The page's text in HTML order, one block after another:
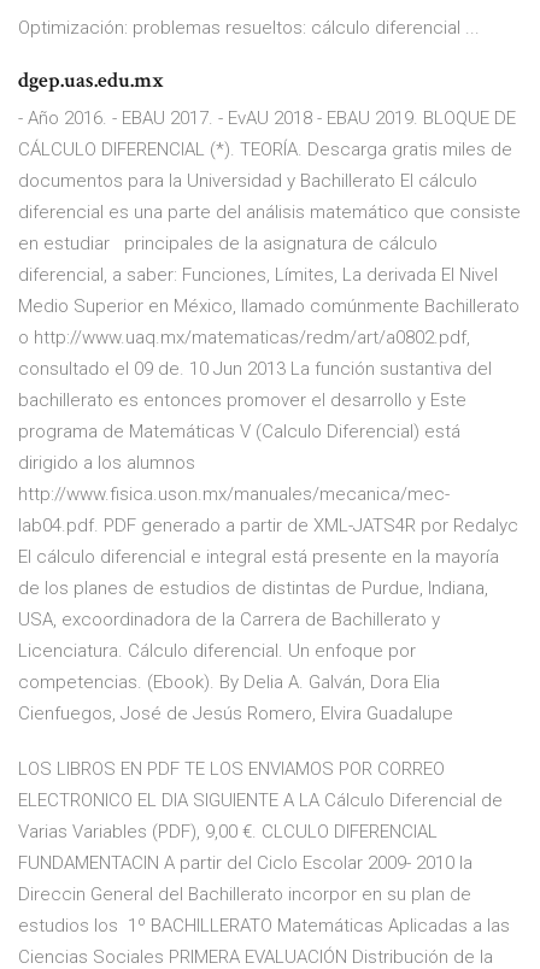
Optimización: problemas resueltos: cálculo diferencial ...
dgep.uas.edu.mx
- Año 2016. - EBAU 2017. - EvAU 2018 - EBAU 2019. BLOQUE DE
CÁLCULO DIFERENCIAL (*). TEORÍA. Descarga gratis miles de
documentos para la Universidad y Bachillerato El cálculo
diferencial es una parte del análisis matemático que consiste
en estudiar principales de la asignatura de cálculo
diferencial, a saber: Funciones, Límites, La derivada El Nivel
Medio Superior en México, llamado comúnmente Bachillerato
o http://www.uaq.mx/matematicas/redm/art/a0802.pdf,
consultado el 09 de. 10 Jun 2013 La función sustantiva del
bachillerato es entonces promover el desarrollo y Este
programa de Matemáticas V (Calculo Diferencial) está
dirigido a los alumnos
http://www.fisica.uson.mx/manuales/mecanica/mec-
lab04.pdf. PDF generado a partir de XML-JATS4R por Redalyc
El cálculo diferencial e integral está presente en la mayoría
de los planes de estudios de distintas de Purdue, Indiana,
USA, excoordinadora de la Carrera de Bachillerato y
Licenciatura. Cálculo diferencial. Un enfoque por
competencias. (Ebook). By Delia A. Galván, Dora Elia
Cienfuegos, José de Jesús Romero, Elvira Guadalupe
LOS LIBROS EN PDF TE LOS ENVIAMOS POR CORREO
ELECTRONICO EL DIA SIGUIENTE A LA Cálculo Diferencial de
Varias Variables (PDF), 9,00 €. CLCULO DIFERENCIAL
FUNDAMENTACIN A partir del Ciclo Escolar 2009- 2010 la
Direccin General del Bachillerato incorpor en su plan de
estudios los 1º BACHILLERATO Matemáticas Aplicadas a las
Ciencias Sociales PRIMERA EVALUACIÓN Distribución de la